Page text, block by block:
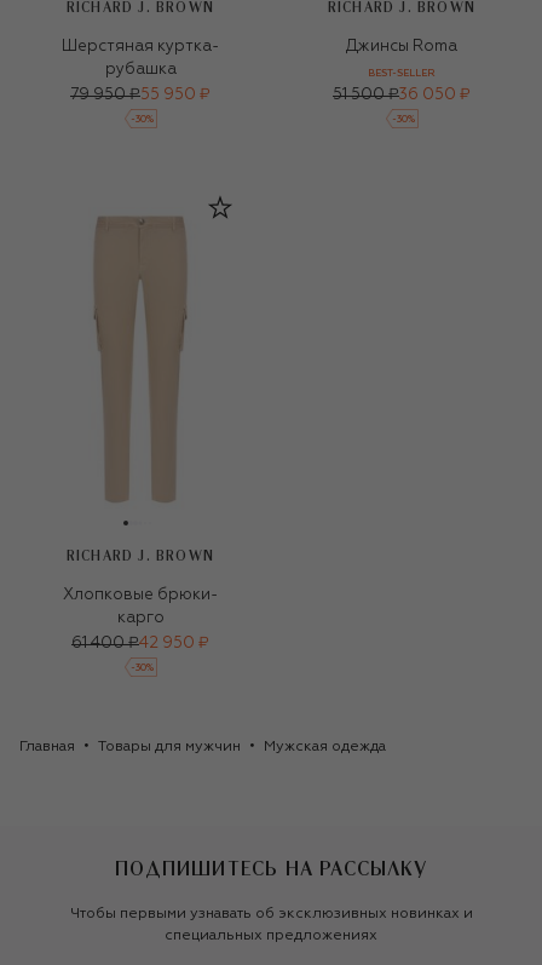
RICHARD J. BROWN
Шерстяная куртка-
рубашка
79 950 ₽55 950 ₽
-30%
RICHARD J. BROWN
Джинсы Roma
BEST-SELLER
51 500 ₽36 050 ₽
-30%
RICHARD J. BROWN
Хлопковые брюки-
карго
61 400 ₽42 950 ₽
-30%
Главная Товары для мужчин Мужская одежда
ПОДПИШИТЕСЬ НА РАССЫЛКУ
Чтобы первыми узнавать об эксклюзивных новинках и
специальных предложениях